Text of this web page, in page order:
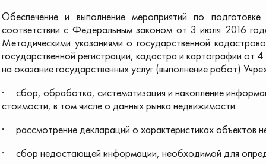
Обеспечение и выполнение мероприятий по
соответствии с Федеральным законом от 3 июля 2016
Методическими указаниями о государственной
государственной регистрации, кадастра и картографии
на оказание государственных услуг (выполнение работ)
· сбор, обработка, систематизация и накопление
стоимости, в том числе о данных рынка недвижимости.
· рассмотрение деклараций о характеристиках объектов
· сбор недостающей информации, необходимой для